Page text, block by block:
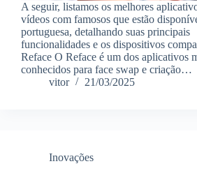
A seguir, listamos os melhores
vídeos com famosos que estão
portuguesa, detalhando suas principais
funcionalidades e os dispositivos
Reface O Reface é um dos aplicativos
conhecidos para face swap e criação…
vitor
21/03/2025
Inovações